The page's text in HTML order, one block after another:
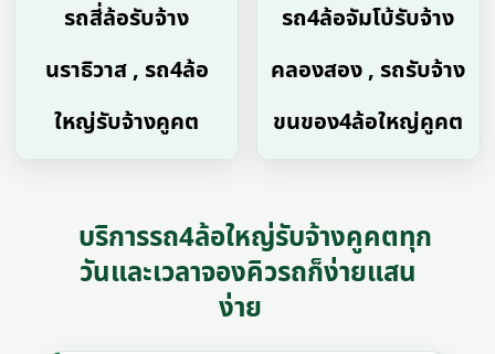
รถสี่ล้อรับจ้าง
นราธิวาส , รถ4ล้อ
ใหญ่รับจ้างคูคต
รถ4ล้อจัมโบ้รับจ้าง
คลองสอง , รถรับจ้าง
ขนของ4ล้อใหญ่คูคต
บริการรถ4ล้อใหญ่รับจ้างคูคตทุก
วันและเวลาจองคิวรถก็ง่ายแสน
ง่าย